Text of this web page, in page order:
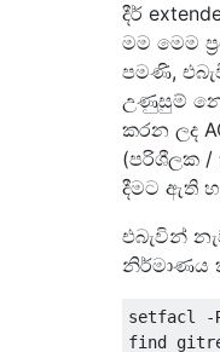
දීර්
මම මෙම
පමණි,
උණුසුම්
කරන ලද
(පරිශීලක /
දීමට ඇති
එබැවින්
නිර්මාණය
setfacl -